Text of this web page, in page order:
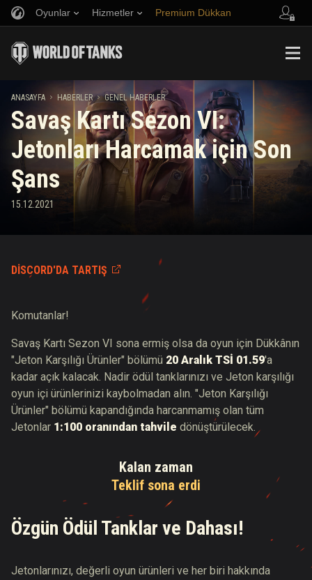
Oyunlar Hizmetler Premium Dükkan
Müzik
Adil Oyun Politikası
Wargaming.net Game Center
Twitch Ganimetleri Rehberi
Arkadaş Öner
Discord
Mod Merkezi
Medya
ANASAYFA HABERLER GENEL HABERLER
Savaş Kartı Sezon VI:
Jetonları Harcamak için Son
Şans
15.12.2021
DISCORD'DA TARTIŞ
Komutanlar!
Savaş Kartı Sezon VI sona ermiş olsa da oyun için Dükkânın
"Jeton Karşılığı Ürünler" bölümü 20 Aralık TSİ 01.59'a
kadar açık kalacak. Nadir ödül tanklarınızı ve Jeton karşılığı
oyun içi ürünlerinizi kaybolmadan alın. "Jeton Karşılığı
Ürünler" bölümü kapandığında harcanmamış olan tüm
Jetonlar 1:100 oranından tahvile dönüştürülecek.
Kalan zaman
Teklif sona erdi
Özgün Ödül Tanklar ve Dahası!
Jetonlarınızı, değerli oyun ürünleri ve her biri hakkında